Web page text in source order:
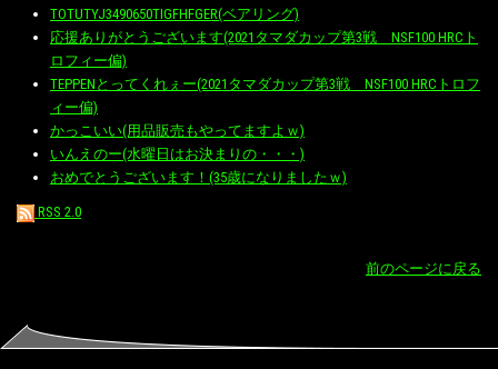
TOTUTYJ3490650TIGFHFGER(ベアリング)
応援ありがとうございます(2021タマダカップ第3戦 NSF100 HRCト
ロフィー偏)
TEPPENとってくれぇー(2021タマダカップ第3戦 NSF100 HRCトロフ
ィー偏)
かっこいい(用品販売もやってますよｗ)
いんえのー(水曜日はお決まりの・・・)
おめでとうございます！(35歳になりましたｗ)
RSS 2.0
前のページに戻る